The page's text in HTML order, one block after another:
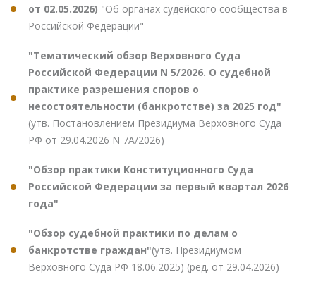
от 02.05.2026) "Об органах судейского сообщества в
Российской Федерации"
"Тематический обзор Верховного Суда
Российской Федерации N 5/2026. О судебной
практике разрешения споров о
несостоятельности (банкротстве) за 2025 год"
(утв. Постановлением Президиума Верховного Суда
РФ от 29.04.2026 N 7А/2026)
"Обзор практики Конституционного Суда
Российской Федерации за первый квартал 2026
года"
"Обзор судебной практики по делам о
банкротстве граждан"(утв. Президиумом
Верховного Суда РФ 18.06.2025) (ред. от 29.04.2026)